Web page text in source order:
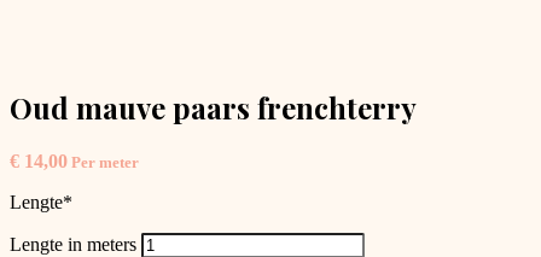
Oud mauve paars frenchterry
€ 14,00 Per meter
Lengte*
Lengte in meters